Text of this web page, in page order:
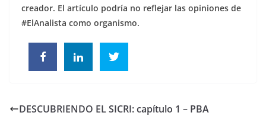
creador. El artículo podría no reflejar las opiniones de
#ElAnalista como organismo.
DESCUBRIENDO EL SICRI: capítulo 1 – PBA